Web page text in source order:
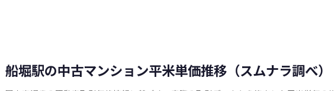
船堀駅の中古マンション平米単価推移（スムナラ調べ）